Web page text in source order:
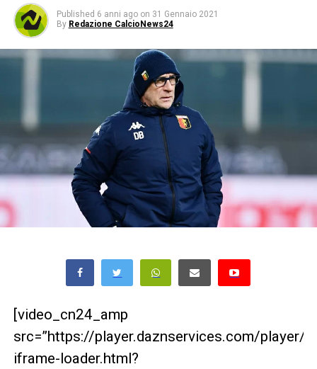
Published 6 anni ago on 31 Gennaio 2021
By Redazione CalcioNews24
[video_cn24_amp
src=”https://player.daznservices.com/player/
iframe-loader.html?